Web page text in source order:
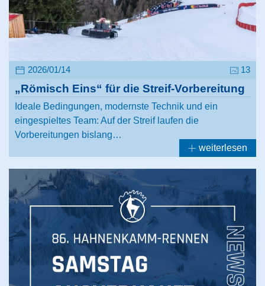
2026/01/14 13
„Römisch Eins“ für die Streif-Vorbereitung
Ideale Bedingungen, modernste Technik und ein
eingespieltes Team: Auf der Streif laufen die
Vorbereitungen bislang…
weiterlesen